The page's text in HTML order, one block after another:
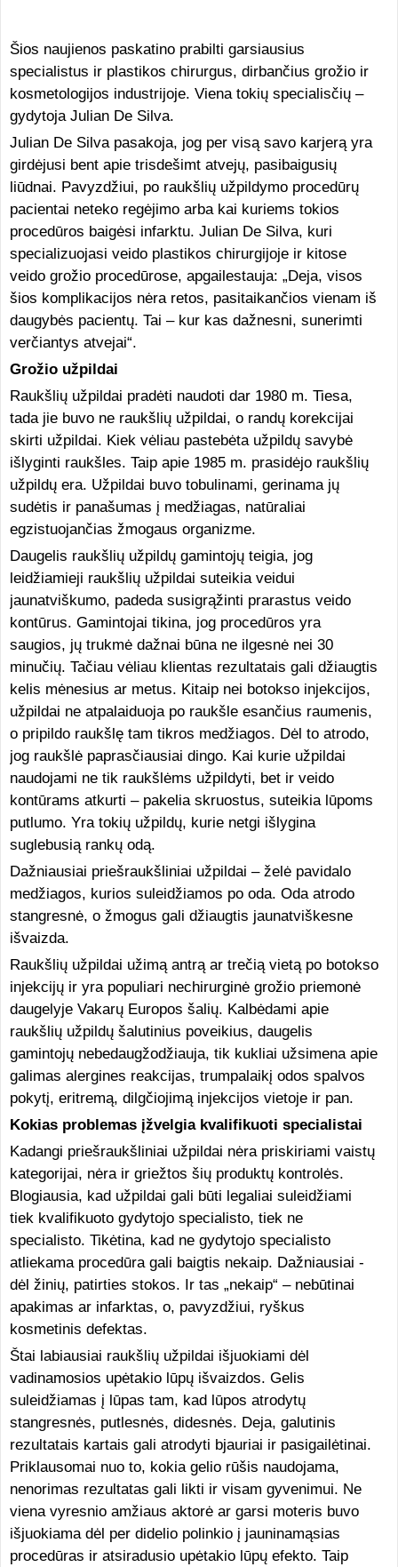
Šios naujienos paskatino prabilti garsiausius
specialistus ir plastikos chirurgus, dirbančius grožio ir
kosmetologijos industrijoje. Viena tokių specialisčių –
gydytoja Julian De Silva.
Julian De Silva pasakoja, jog per visą savo karjerą yra
girdėjusi bent apie trisdešimt atvejų, pasibaigusių
liūdnai. Pavyzdžiui, po raukšlių užpildymo procedūrų
pacientai neteko regėjimo arba kai kuriems tokios
procedūros baigėsi infarktu. Julian De Silva, kuri
specializuojasi veido plastikos chirurgijoje ir kitose
veido grožio procedūrose, apgailestauja: „Deja, visos
šios komplikacijos nėra retos, pasitaikančios vienam iš
daugybės pacientų. Tai – kur kas dažnesni, sunerimti
verčiantys atvejai“.
Grožio užpildai
Raukšlių užpildai pradėti naudoti dar 1980 m. Tiesa,
tada jie buvo ne raukšlių užpildai, o randų korekcijai
skirti užpildai. Kiek vėliau pastebėta užpildų savybė
išlyginti raukšles. Taip apie 1985 m. prasidėjo raukšlių
užpildų era. Užpildai buvo tobulinami, gerinama jų
sudėtis ir panašumas į medžiagas, natūraliai
egzistuojančias žmogaus organizme.
Daugelis raukšlių užpildų gamintojų teigia, jog
leidžiamieji raukšlių užpildai suteikia veidui
jaunatviškumo, padeda susigrąžinti prarastus veido
kontūrus. Gamintojai tikina, jog procedūros yra
saugios, jų trukmė dažnai būna ne ilgesnė nei 30
minučių. Tačiau vėliau klientas rezultatais gali džiaugtis
kelis mėnesius ar metus. Kitaip nei botokso injekcijos,
užpildai ne atpalaiduoja po raukšle esančius raumenis,
o pripildo raukšlę tam tikros medžiagos. Dėl to atrodo,
jog raukšlė paprasčiausiai dingo. Kai kurie užpildai
naudojami ne tik raukšlėms užpildyti, bet ir veido
kontūrams atkurti – pakelia skruostus, suteikia lūpoms
putlumo. Yra tokių užpildų, kurie netgi išlygina
suglebusią rankų odą.
Dažniausiai priešraukšliniai užpildai – želė pavidalo
medžiagos, kurios suleidžiamos po oda. Oda atrodo
stangresnė, o žmogus gali džiaugtis jaunatviškesne
išvaizda.
Raukšlių užpildai užimą antrą ar trečią vietą po botokso
injekcijų ir yra populiari nechirurginė grožio priemonė
daugelyje Vakarų Europos šalių. Kalbėdami apie
raukšlių užpildų šalutinius poveikius, daugelis
gamintojų nebedaugžodžiauja, tik kukliai užsimena apie
galimas alergines reakcijas, trumpalaikį odos spalvos
pokytį, eritremą, dilgčiojimą injekcijos vietoje ir pan.
Kokias problemas įžvelgia kvalifikuoti specialistai
Kadangi priešraukšliniai užpildai nėra priskiriami vaistų
kategorijai, nėra ir griežtos šių produktų kontrolės.
Blogiausia, kad užpildai gali būti legaliai suleidžiami
tiek kvalifikuoto gydytojo specialisto, tiek ne
specialisto. Tikėtina, kad ne gydytojo specialisto
atliekama procedūra gali baigtis nekaip. Dažniausiai -
dėl žinių, patirties stokos. Ir tas „nekaip“ – nebūtinai
apakimas ar infarktas, o, pavyzdžiui, ryškus
kosmetinis defektas.
Štai labiausiai raukšlių užpildai išjuokiami dėl
vadinamosios upėtakio lūpų išvaizdos. Gelis
suleidžiamas į lūpas tam, kad lūpos atrodytų
stangresnės, putlesnės, didesnės. Deja, galutinis
rezultatais kartais gali atrodyti bjauriai ir pasigailėtinai.
Priklausomai nuo to, kokia gelio rūšis naudojama,
nenorimas rezultatas gali likti ir visam gyvenimui. Ne
viena vyresnio amžiaus aktorė ar garsi moteris buvo
išjuokiama dėl per didelio polinkio į jauninamąsias
procedūras ir atsiradusio upėtakio lūpų efekto. Taip